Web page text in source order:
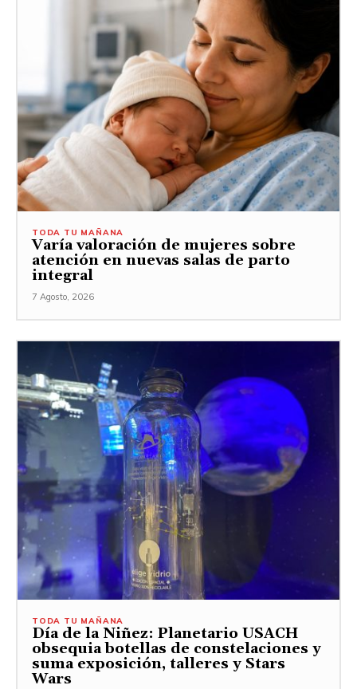
TODA TU MAÑANA
Varía valoración de mujeres sobre
atención en nuevas salas de parto
integral
7 Agosto, 2026
TODA TU MAÑANA
Día de la Niñez: Planetario USACH
obsequia botellas de constelaciones y
suma exposición, talleres y Stars
Wars